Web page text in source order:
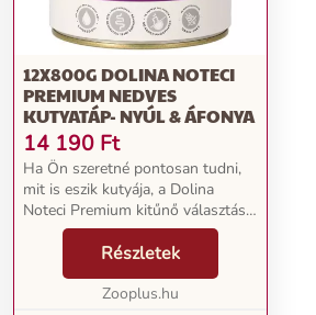
12X800G DOLINA NOTECI
PREMIUM NEDVES
KUTYATÁP- NYÚL & ÁFONYA
14 190 Ft
Ha Ön szeretné pontosan tudni,
mit is eszik kutyája, a Dolina
Noteci Premium kitűnő választás.
A nedvestáp összetevőlistája
nagyon korlátozott, s csakis
minőségi összetevőket tartalmaz.
Az eledel sok ...
Részletek
Zooplus.hu